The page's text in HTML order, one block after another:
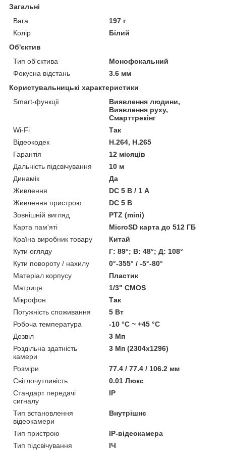
Загальні
Вага
197 г
Колір
Білий
Об'єктив
Тип об'єктива
Монофокальний
Фокусна відстань
3.6 мм
Користувальницькі характеристики
Smart-функції
Виявлення людини,
Виявлення руху,
Смарттрекінг
Wi-Fi
Так
Відеокодек
H.264, H.265
Гарантія
12 місяців
Дальність підсвічування
10 м
Динамік
Да
Живлення
DC 5 В / 1 А
Живлення пристрою
DC 5 В
Зовнішній вигляд
PTZ (mini)
Карта пам'яті
MicroSD карта до 512 ГБ
Країна виробник товару
Китай
Кути огляду
Г: 89°; В: 48°; Д: 108°
Кути повороту / нахилу
0°-355° / -5°-80°
Матеріал корпусу
Пластик
Матриця
1/3" CMOS
Мікрофон
Так
Потужність споживання
5 Вт
Робоча температура
-10 °C ~ +45 °C
Дозвіл
3 Мп
Роздільна здатність
камери
3 Мп (2304x1296)
Розміри
77.4 / 77.4 / 106.2 мм
Світлочутливість
0.01 Люкс
Стандарт передачі
сигналу
IP
Тип встановлення
відеокамери
Внутрішнє
Тип пристрою
IP-відеокамера
Тип підсвічування
ІЧ